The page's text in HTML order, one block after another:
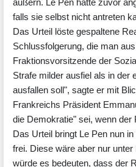
äußern. Le Pen hatte zuvor
falls sie selbst nicht antreten
Das Urteil löste gespaltene
Schlussfolgerung, die man
Fraktionsvorsitzende der
Strafe milder ausfiel als in der
ausfallen soll", sagte er mit
Frankreichs Präsident
die Demokratie" sei, wenn
Das Urteil bringt Le Pen nun
frei. Diese wäre aber nur
würde es bedeuten, dass der